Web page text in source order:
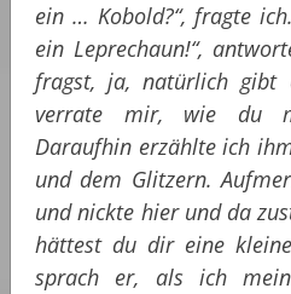
ein … Kobold?“, fragte
ein Leprechaun!“,
fragst, ja, natürlich gibt
verrate mir, wie du
Daraufhin erzählte ich
und dem Glitzern.
und nickte hier und da
hättest du dir eine
sprach er, als ich